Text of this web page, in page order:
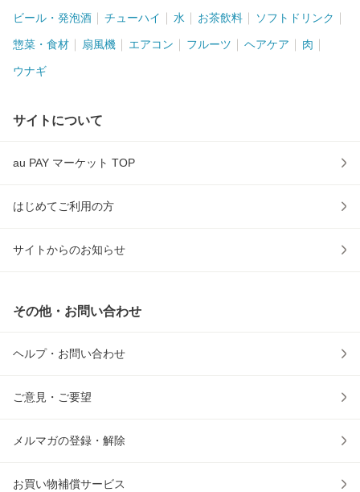
ビール・発泡酒 チューハイ 水 お茶飲料 ソフトドリンク
惣菜・食材 扇風機 エアコン フルーツ ヘアケア 肉
ウナギ
サイトについて
au PAY マーケット TOP
はじめてご利用の方
サイトからのお知らせ
その他・お問い合わせ
ヘルプ・お問い合わせ
ご意見・ご要望
メルマガの登録・解除
お買い物補償サービス